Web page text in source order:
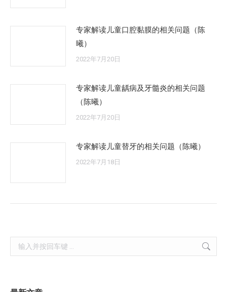
专家解读儿童口腔黏膜的相关问题（陈
曦）
2022年7月20日
专家解读儿童龋病及牙髓炎的相关问题
（陈曦）
2022年7月20日
专家解读儿童替牙的相关问题（陈曦）
2022年7月18日
Search: